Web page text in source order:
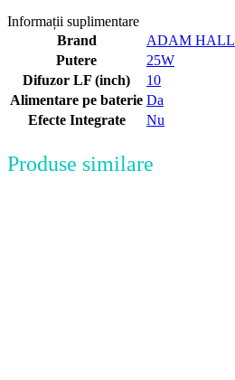
Informații suplimentare
Brand
ADAM HALL
Putere
25W
Difuzor LF (inch)
10
Alimentare pe baterie Da
Efecte Integrate
Nu
Produse similare